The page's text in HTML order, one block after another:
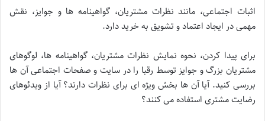
اثبات اجتماعی، مانند نظرات مشتریان، گواهینامه ها و جوایز، نقش
مهمی در ایجاد اعتماد و تشویق به خرید دارد.
برای پیدا کردن، نحوه نمایش نظرات مشتریان، گواهینامه ها، لوگوهای
مشتریان بزرگ و جوایز توسط رقبا را در سایت و صفحات اجتماعی آن ها
بررسی کنید. آیا آن ها بخش ویژه ای برای نظرات دارند؟ آیا از ویدئوهای
رضایت مشتری استفاده می کنند؟